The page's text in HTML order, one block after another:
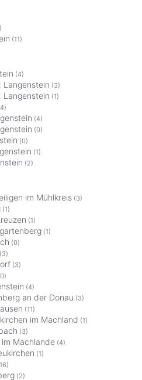
(11)
(4)
Langenstein (3)
Langenstein (1)
(4)
(0)
(0)
(1)
(2)
im Mühlkreis (3)
(1)
(1)
(1)
(0)
(3)
(3)
(4)
an der Donau (3)
(11)
im Machland (1)
(3)
Machlande (4)
(1)
(2)